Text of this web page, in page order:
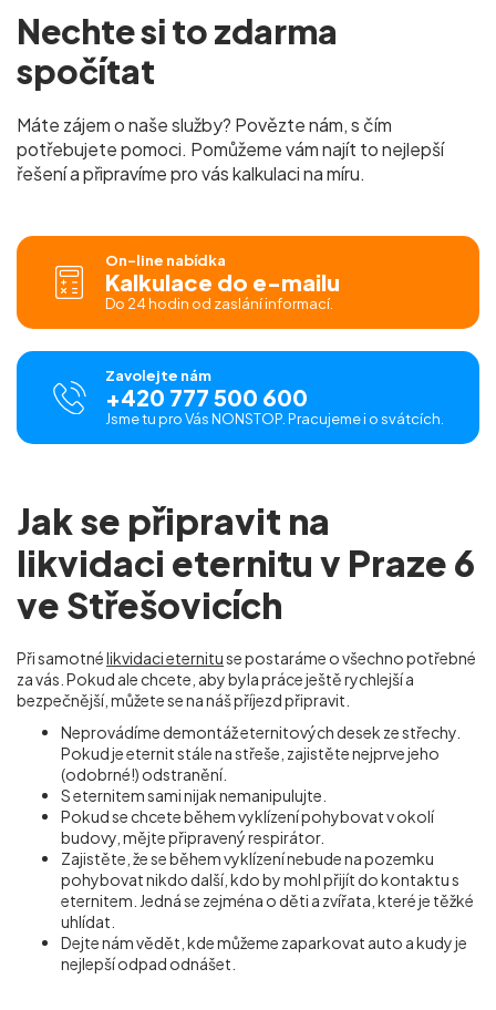
Nechte si tozdarma
spočítat
Máte zájem o naše služby? Povězte nám, s čím
potřebujete pomoci. Pomůžeme vám najít to nejlepší
řešení a připravíme pro váskalkulaci na míru.
On-line nabídka
Kalkulace do e-mailu
Do 24 hodin od zaslání informací.
Zavolejte nám
+420 777 500 600
Jsme tu pro Vás NONSTOP. Pracujeme i o svátcích.
Jak se připravit na
likvidaci eternitu v Praze 6
ve Střešovicích
Při samotnélikvidaci eternituse postaráme o všechno potřebné
za vás. Pokud ale chcete, aby byla práce ještě rychlejší a
bezpečnější, můžete se na náš příjezd připravit.
Neprovádíme demontáž eternitových desek ze střechy.
Pokud je eternit stále na střeše, zajistěte nejprve jeho
(odobrné!) odstranění.
S eternitem sami nijak nemanipulujte.
Pokud se chcete během vyklízení pohybovat v okolí
budovy, mějte připravený respirátor.
Zajistěte, že se během vyklízení nebude na pozemku
pohybovat nikdo další, kdo by mohl přijít do kontaktu s
eternitem. Jedná se zejména o děti a zvířata, které je těžké
uhlídat.
Dejte nám vědět, kde můžeme zaparkovat auto a kudy je
nejlepší odpad odnášet.